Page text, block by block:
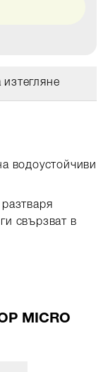
изтегляне
водоустойчиви
свързват в
MICRO